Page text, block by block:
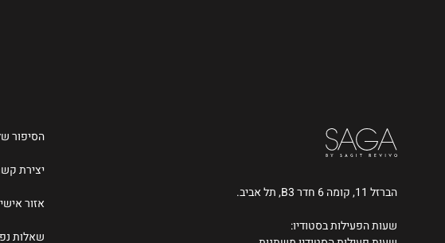
הברזל 11, קומה 6 חדר B3, תל אביב.
שעות הפעילות בסטודיו:
הסיפור
יצירת
אזור אישי
שאלות